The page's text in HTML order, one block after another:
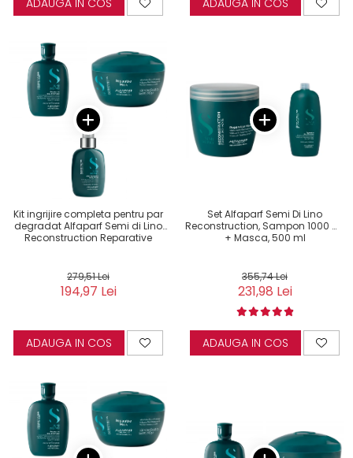
ADAUGA IN COS ADAUGA IN COS
Kit ingrijire completa pentru par
degradat Alfaparf Semi di Lino
Reconstruction Reparative
279,51 Lei
194,97 Lei
ADAUGA IN COS
Set Alfaparf Semi Di Lino
Reconstruction, Sampon 1000 ml
+ Masca, 500 ml
355,74 Lei
231,98 Lei
ADAUGA IN COS